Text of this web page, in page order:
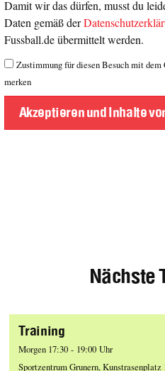
Damit wir das dürfen, musst du
Daten gemäß der
Fussball.de übermittelt werden.
Zustimmung für diesen Besuch mit dem
merken
Akzeptieren und Inhalte
Nächste
Training
Morgen 17:30 - 19:00 Uhr
Sportzentrum Grunern, Kunstrasenplatz